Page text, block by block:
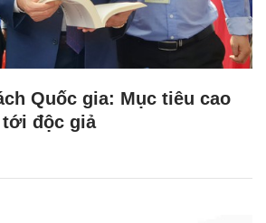
Quốc gia: Mục tiêu cao
tới độc giả